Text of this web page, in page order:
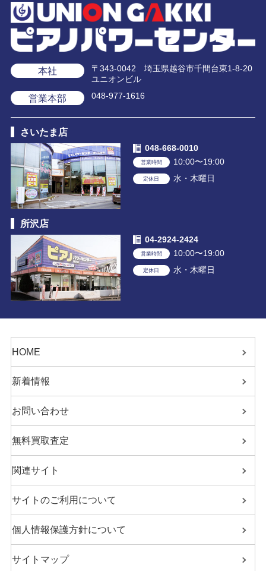
本社
〒343-0042 埼玉県越谷市千間台東1-8-20
ユニオンビル
営業本部 048-977-1616
さいたま店
048-668-0010
営業時間 10:00〜19:00
定休日 水・木曜日
所沢店
04-2924-2424
営業時間 10:00〜19:00
定休日 水・木曜日
HOME
新着情報
お問い合わせ
無料買取査定
関連サイト
サイトのご利用について
個人情報保護方針について
サイトマップ